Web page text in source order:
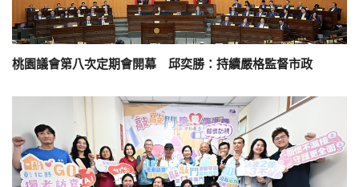
桃園議會第八次定期會開幕 邱奕勝：持續嚴格監督市政